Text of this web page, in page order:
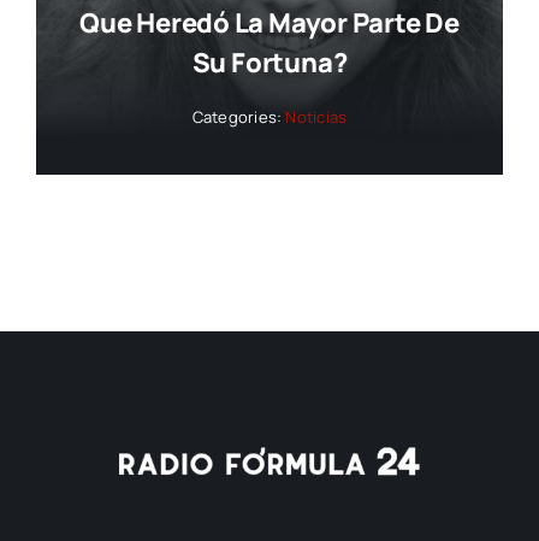
Que Heredó La Mayor Parte De
Su Fortuna?
Categories: Noticias